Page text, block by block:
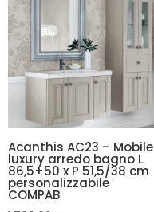
Acanthis AC23 – Mobile
luxury arredo bagno L
86,5+50 x P 51,5/38 cm
personalizzabile
COMPAB